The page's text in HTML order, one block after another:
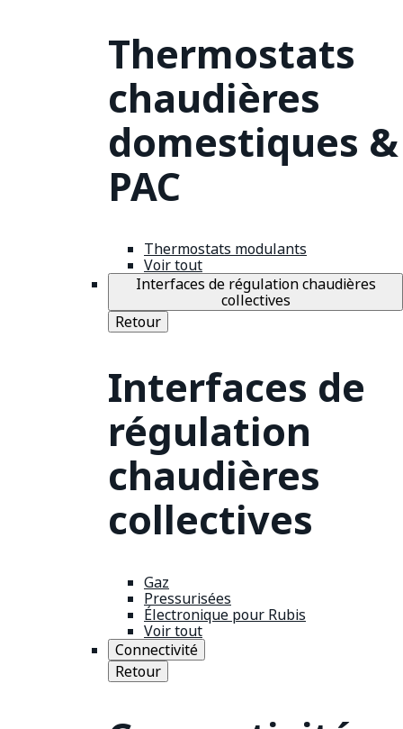
Thermostats
chaudières
domestiques &
PAC
Thermostats modulants
Voir tout
Interfaces de régulation chaudières
collectives
Retour
Interfaces de
régulation
chaudières
collectives
Gaz
Pressurisées
Électronique pour Rubis
Voir tout
Connectivité
Retour